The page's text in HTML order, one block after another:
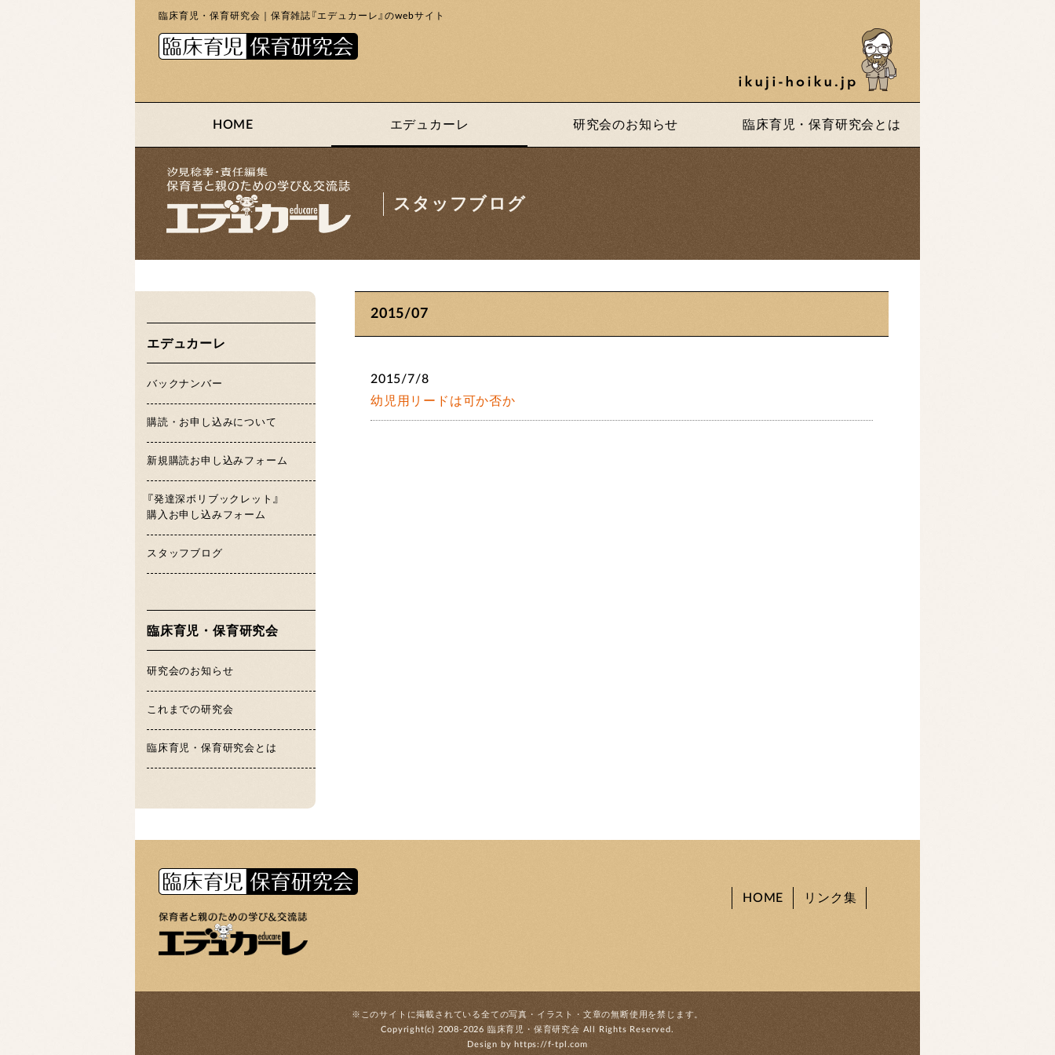
臨床育児・保育研究会｜保育雑誌『エデュカーレ』のwebサイト
HOME エデュカーレ 研究会のお知らせ 臨床育児・保育研究会とは
スタッフブログ
2015/07
2015/7/8
幼児用リードは可か否か
エデュカーレ
バックナンバー
購読・お申し込みについて
新規購読お申し込みフォーム
『発達深ボリブックレット』
購入お申し込みフォーム
スタッフブログ
臨床育児・保育研究会
研究会のお知らせ
これまでの研究会
臨床育児・保育研究会とは
HOME リンク集
※このサイトに掲載されている全ての写真・ イラスト・文章の無断使用を禁じます。
Copyright(c) 2008-2026 臨床育児・保育研究会 All Rights Reserved.
Design by https://f-tpl.com